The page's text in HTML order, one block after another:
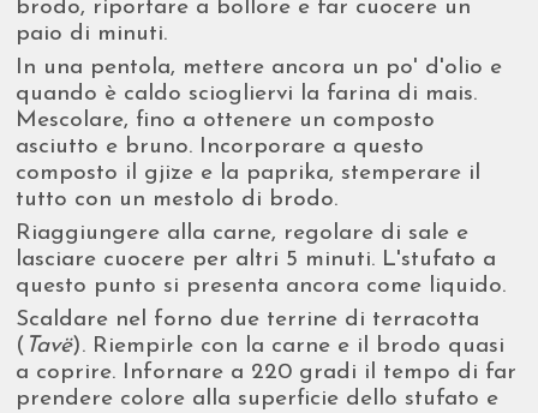
brodo, riportare a bollore e far cuocere un
paio di minuti.
In una pentola, mettere ancora un po' d'olio e
quando è caldo sciogliervi la farina di mais.
Mescolare, fino a ottenere un composto
asciutto e bruno. Incorporare a questo
composto il gjize e la paprika, stemperare il
tutto con un mestolo di brodo.
Riaggiungere alla carne, regolare di sale e
lasciare cuocere per altri 5 minuti. L'stufato a
questo punto si presenta ancora come liquido.
Scaldare nel forno due terrine di terracotta
( Tavë). Riempirle con la carne e il brodo quasi
a coprire. Infornare a 220 gradi il tempo di far
prendere colore alla superficie dello stufato e